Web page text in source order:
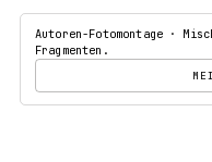
Autoren-Fotomontage ·
Fragmenten.